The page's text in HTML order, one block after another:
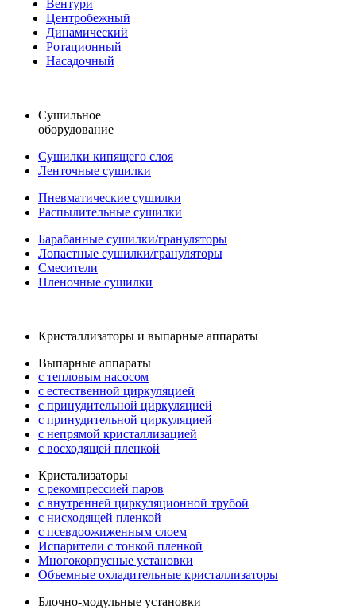
Вентури
Центробежный
Динамический
Ротационный
Насадочный
Сушильное
оборудование
Сушилки кипящего слоя
Ленточные сушилки
Пневматические сушилки
Распылительные сушилки
Барабанные сушилки/грануляторы
Лопастные сушилки/грануляторы
Смесители
Пленочные сушилки
Кристаллизаторы и выпарные аппараты
Выпарные аппараты
с тепловым насосом
с естественной циркуляцией
с принудительной циркуляцией
с принудительной циркуляцией
с непрямой кристаллизацией
с восходящей пленкой
Кристализаторы
с рекомпрессией паров
с внутренней циркуляционной трубой
с нисходящей пленкой
с псевдоожиженным слоем
Испарители с тонкой пленкой
Многокорпусные установки
Объемные охладительные кристаллизаторы
Блочно-модульные установки